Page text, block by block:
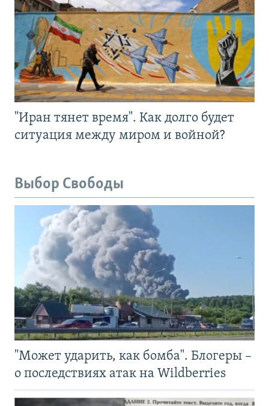
"Иран тянет время". Как долго будет
ситуация между миром и войной?
Выбор Свободы
"Может ударить, как бомба". Блогеры –
о последствиях атак на Wildberries